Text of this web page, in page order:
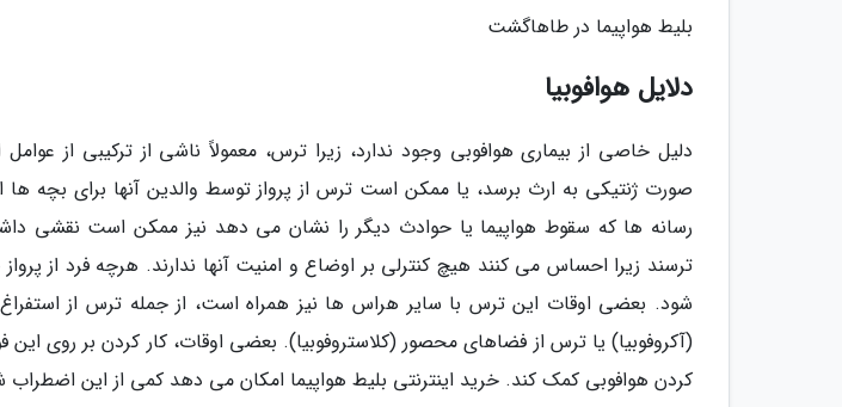
بلیط هواپیما در طاهاگشت
دلایل هوافوبیا
دلیل خاصی از بیماری هوافوبی وجود ندارد، زیرا ترس، معمولاً ناشی از ترکیبی از
صورت ژنتیکی به ارث برسد، یا ممکن است ترس از پرواز توسط والدین آنها برای بچه ها
رسانه ها که سقوط هواپیما یا حوادث دیگر را نشان می دهد نیز ممکن است نقشی
ترسند زیرا احساس می کنند هیچ کنترلی بر اوضاع و امنیت آنها ندارند. هرچه فرد از
شود. بعضی اوقات این ترس با سایر هراس ها نیز همراه است، از جمله ترس از
(آکروفوبیا) یا ترس از فضاهای محصور (کلاستروفوبیا). بعضی اوقات، کار کردن بر روی
کردن هوافوبی کمک کند. خرید اینترنتی بلیط هواپیما امکان می دهد کمی از این